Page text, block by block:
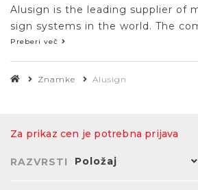
Alusign is the leading supplier of
sign systems in the world. The
located in Belgium, was founded
nineties. After new shareholders
the company in 2003 it developed
Highlight.
Preberi več
Znamke Alusign
Za prikaz cen je potrebna prijava
RAZVRSTI Položaj